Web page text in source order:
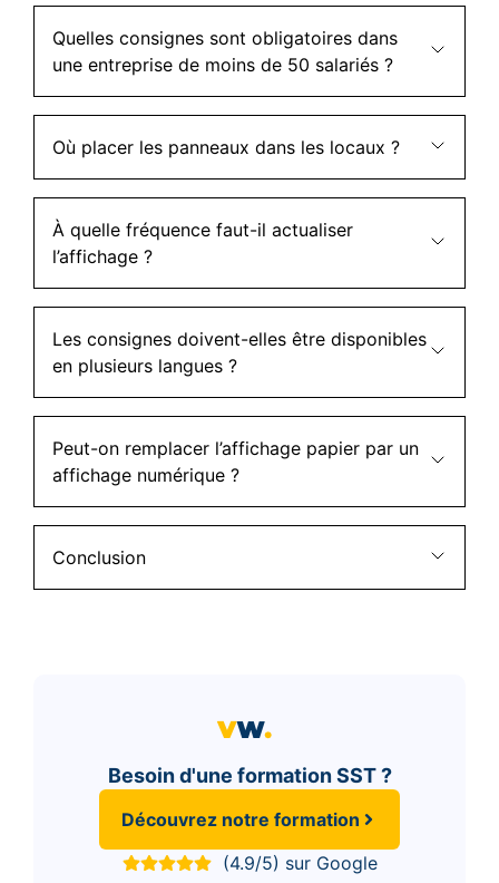
Quelles consignes sont obligatoires dans
une entreprise de moins de 50 salariés ?
Où placer les panneaux dans les locaux ?
À quelle fréquence faut-il actualiser
l’affichage ?
Les consignes doivent-elles être disponibles
en plusieurs langues ?
Peut-on remplacer l’affichage papier par un
affichage numérique ?
Conclusion
Besoin d'une formation SST ?
Découvrez notre formation
(4.9/5) sur Google